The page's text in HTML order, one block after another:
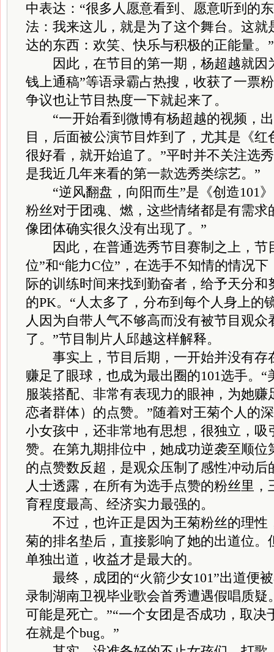
中表达：“很多人愿意看到、愿意听到的
法：我来这儿，就是为了这个舞台。这就
达的东西：欢笑、快乐与积极的正能量。”
因此，在节目的第一期，杨超越就因
钱上通稿”等语录霸占热搜，收获了一票
争议也让节目热度一下就起来了。
“一开始看到微博有杨超越的视频，出
目，后面被公演节目炸到了，尤其是《
很好看，就开始追了。”平时并不关注选
是我近几年来看的第一款选秀类综艺。”
“逆风翻盘，向阳而生”是《创造101》
粉丝对于团魂、燃，这些情绪都是有需求
像团体确实很久没有出现了。”
因此，在普通选秀节目赛制之上，节
位”和“能力C位”，在选手不知情的情况
际的训练时间来找到勤奋者，给予天分
的PK。“人太多了，分布到每个人身上的
人因为自带人气不够高而没有被节目观众
了。”节目制片人邱越这样解释。
事实上，节目后期，一开始并没有存
赚足了眼球，也成为最出圈的101选手。
服装搭配、非常有表现力的眼神，为她
恋者群体）的点赞。”随着对王菊个人的
小女孩中，还非常地有思想，很独立，吸
赞。在第九期排位中，她成功逆袭至顺位
的点赞数反超，是观众压制了感性冲动后
人士透露，在所有为选手点赞的粉丝里
育程度最高、经济实力最强的。
不过，也许正是因为王菊粉丝的理性
菊的排名垫后，直接影响了她的出道位。
单独出道，收益才是最大的。
最终，成团的“火箭少女101”出道便
录制湖南卫视毕业歌会首秀遭遇假唱质疑
可能是死亡。”“一个女团是否成功，取决
在就是个bug。”